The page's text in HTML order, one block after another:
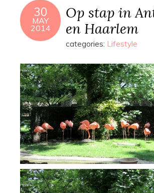
30
MAY
2014
Op stap in
en Haarlem
categories: Lifestyle